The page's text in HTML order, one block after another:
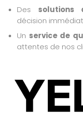
Des solutions
décision
Un service de
attentes de nos